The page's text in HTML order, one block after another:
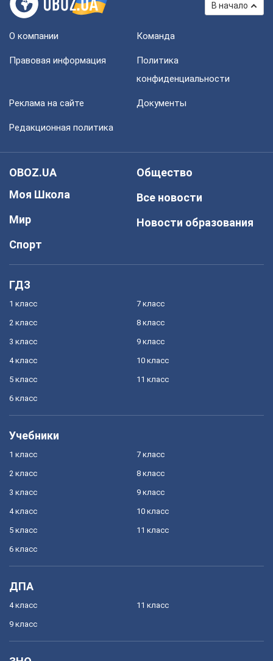
В начало
О компании Команда
Правовая информация
Политика
конфиденциальности
Реклама на сайте Документы
Редакционная политика
OBOZ.UA
Моя Школа
Мир
Спорт
Общество
Все новости
Новости образования
ГДЗ
1 класс
2 класс
3 класс
4 класс
5 класс
6 класс
7 класс
8 класс
9 класс
10 класс
11 класс
Учебники
1 класс
2 класс
3 класс
4 класс
5 класс
6 класс
7 класс
8 класс
9 класс
10 класс
11 класс
ДПА
4 класс
9 класс
11 класс